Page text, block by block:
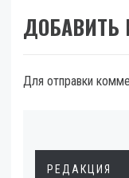
ДОБАВИТЬ
Для отправки
РЕДАКЦИЯ